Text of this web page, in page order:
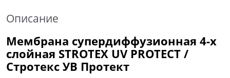
Описание
Мембрана супердиффузионная 4-х
слойная STROTEX UV PROTECT /
Стротекс УВ Протект